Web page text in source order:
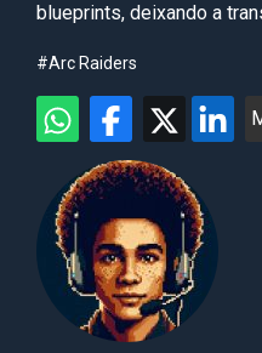
blueprints, deixando a
#Arc Raiders